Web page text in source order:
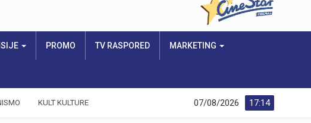
PROMO TV RASPORED MARKETING
KULT KULTURE 17:14
07/08/2026